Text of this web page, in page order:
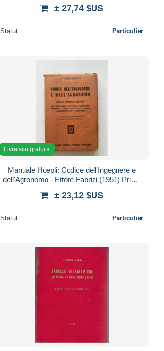
± 27,74 $US
Statut Particulier
Livraison gratuite
Manuale Hoepli: Codice dell'Ingegnere e
dell'Agronomo - Ettore Fabrizi (1951) Prima
± 23,12 $US
Statut Particulier